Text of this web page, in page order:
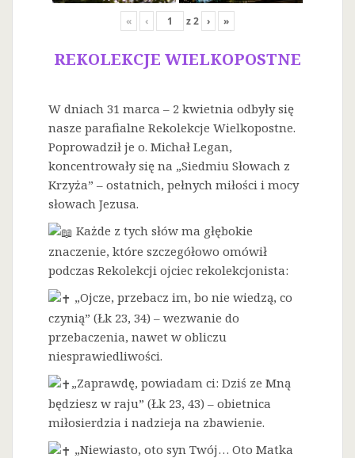
« ‹ z2 › »
REKOLEKCJE WIELKOPOSTNE
W dniach 31 marca – 2 kwietnia odbyły się
nasze parafialne Rekolekcje Wielkopostne.
Poprowadził je o. Michał Legan,
koncentrowały się na „Siedmiu Słowach z
Krzyża” – ostatnich, pełnych miłości i mocy
słowach Jezusa.
Każde z tych słów ma głębokie
znaczenie, które szczegółowo omówił
podczas Rekolekcji ojciec rekolekcjonista:
„Ojcze, przebacz im, bo nie wiedzą, co
czynią” (Łk 23, 34) – wezwanie do
przebaczenia, nawet w obliczu
niesprawiedliwości.
„Zaprawdę, powiadam ci: Dziś ze Mną
będziesz w raju” (Łk 23, 43) – obietnica
miłosierdzia i nadzieja na zbawienie.
„Niewiasto, oto syn Twój… Oto Matka